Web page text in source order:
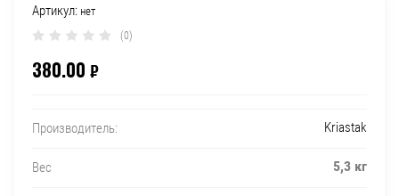
Артикул: нет
(0)
380.00 ₽
Производитель: Kriastak
Вес 5,3 кг